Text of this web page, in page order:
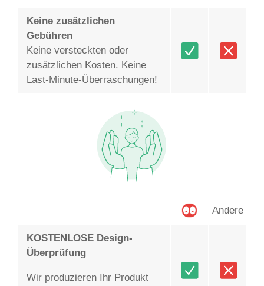
Keine zusätzlichen
Gebühren
Keine versteckten oder
zusätzlichen Kosten. Keine
Last-Minute-Überraschungen!
Andere
KOSTENLOSE Design-
Überprüfung
Wir produzieren Ihr Produkt